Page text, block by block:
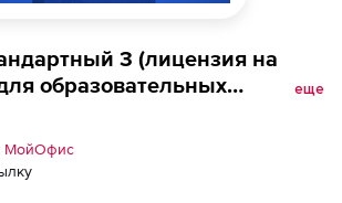
3 (лицензия на
образовательных
еще
МойОфис